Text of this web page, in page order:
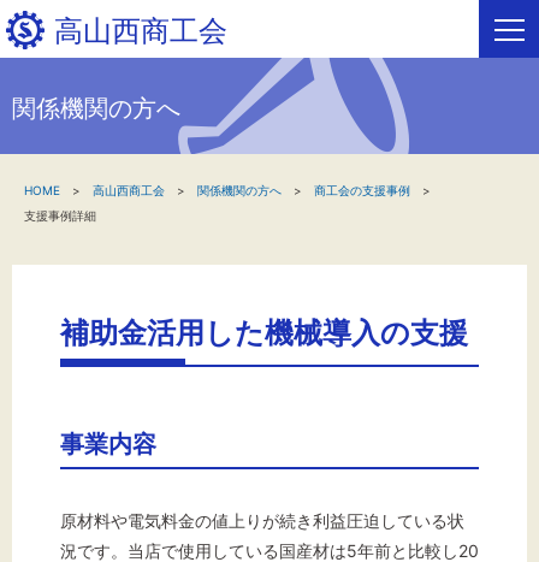
高山西商工会
新着情報
高山西商工会について
お問い合わせ
関係機関の方へ
HOME 高山西商工会 関係機関の方へ
商工会の支援事例
支援事例詳細
補助金活用した機械導入の支援
事業内容
原材料や電気料金の値上りが続き利益圧迫している状
況です。当店で使用している国産材は5年前と比較し20